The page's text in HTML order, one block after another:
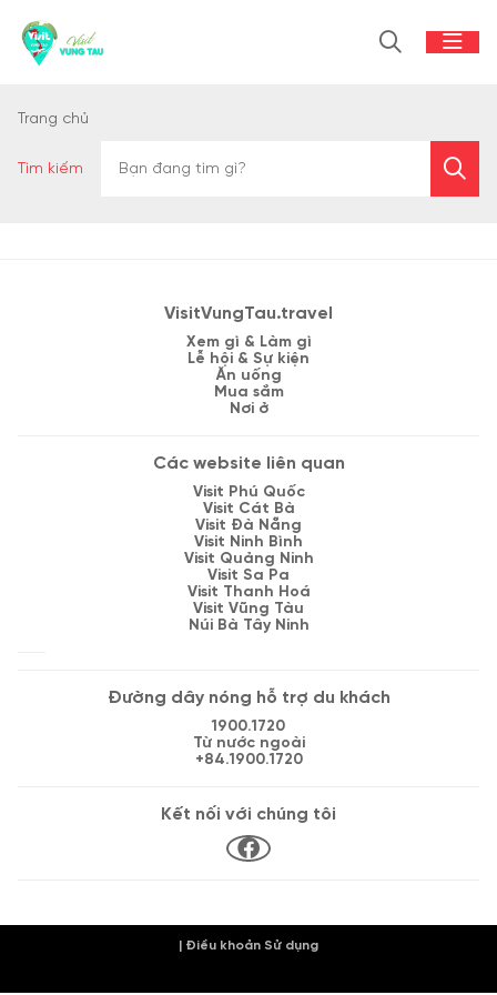
Trang chủ
Tìm kiếm
VisitVungTau.travel
Xem gì & Làm gì
Lễ hội & Sự kiện
Ăn uống
Mua sắm
Nơi ở
Các website liên quan
Visit Phú Quốc
Visit Cát Bà
Visit Đà Nẵng
Visit Ninh Bình
Visit Quảng Ninh
Visit Sa Pa
Visit Thanh Hoá
Visit Vũng Tàu
Núi Bà Tây Ninh
Đường dây nóng hỗ trợ du khách
1900.1720
Từ nước ngoài
+84.1900.1720
Kết nối với chúng tôi
| Điều khoản Sử dụng